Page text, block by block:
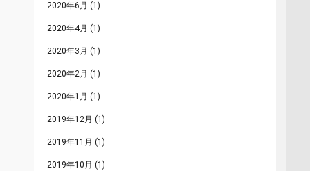
2020年6月 (1)
2020年4月 (1)
2020年3月 (1)
2020年2月 (1)
2020年1月 (1)
2019年12月 (1)
2019年11月 (1)
2019年10月 (1)